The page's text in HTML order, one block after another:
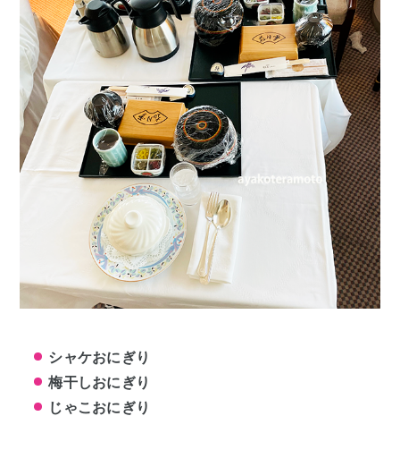
シャケおにぎり
梅干しおにぎり
じゃこおにぎり